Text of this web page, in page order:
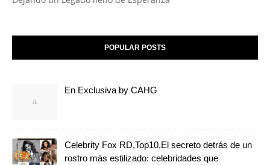
POPULAR POSTS
En Exclusiva by CAHG
Celebrity Fox RD,Top10,El secreto detrás de un
rostro más estilizado: celebridades que